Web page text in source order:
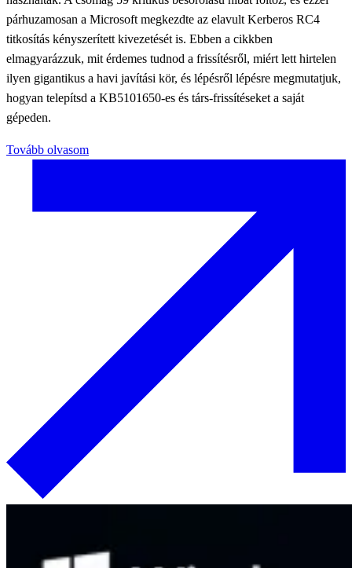
párhuzamosan a Microsoft megkezdte az elavult Kerberos RC4
titkosítás kényszerített kivezetését is. Ebben a cikkben
elmagyarázzuk, mit érdemes tudnod a frissítésről, miért lett hirtelen
ilyen gigantikus a havi javítási kör, és lépésről lépésre megmutatjuk,
hogyan telepítsd a KB5101650-es és társ-frissítéseket a saját
gépeden.
Tovább olvasom